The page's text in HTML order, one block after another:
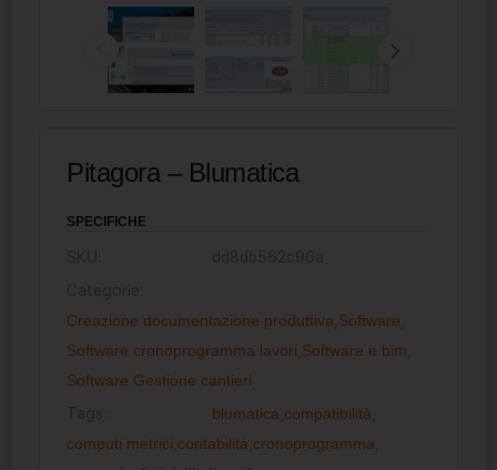
Pitagora – Blumatica
SPECIFICHE
Creazione documentazione produttiva Software
Software cronoprogramma lavori Software e bim
Software Gestione cantieri
blumatica compatibilità
computi metrici contabilità cronoprogramma